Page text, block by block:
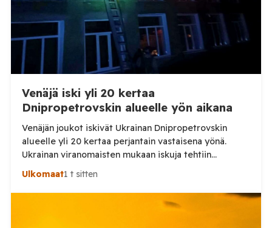
Venäjä iski yli 20 kertaa
Dnipropetrovskin alueelle yön aikana
Venäjän joukot iskivät Ukrainan Dnipropetrovskin
alueelle yli 20 kertaa perjantain vastaisena yönä.
Ukrainan viranomaisten mukaan iskuja tehtiin
drooneilla ja tykistöllä viidelle eri alueelle.
alueellisen sotilashallinnon johtaja Oleksandr Hanzha
kertoi perjantaiaamuna 7. elokuuta julkaisemassaan
Ulkomaat1 t sitten